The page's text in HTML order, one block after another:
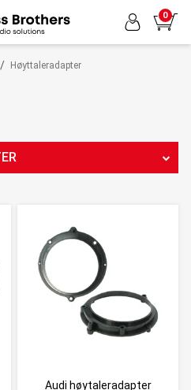
0
/ Høyttaleradapter
NOK
Audi høytaleradapter